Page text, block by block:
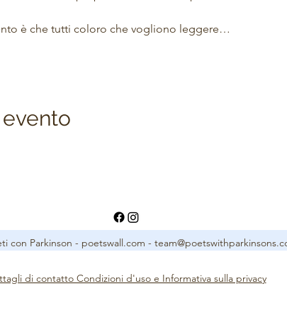
è che tutti coloro che vogliono leggere…
con Parkinson - poetswall.com -
di contatto Condizioni d'uso e Informativa sulla privacy